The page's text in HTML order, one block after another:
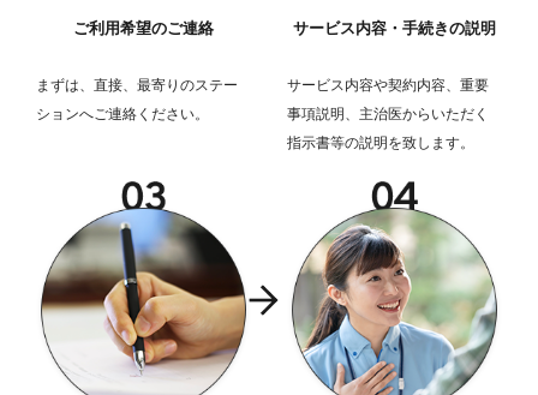
ご利用希望のご連絡
まずは、直接、最寄りのステー
ションへご連絡ください。
サービス内容・手続きの説明
サービス内容や契約内容、重要
事項説明、主治医からいただく
指示書等の説明を致します。